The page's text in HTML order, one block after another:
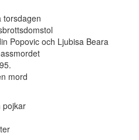
torsdagen
Popovic och Ljubisa Beara
mord
pojkar